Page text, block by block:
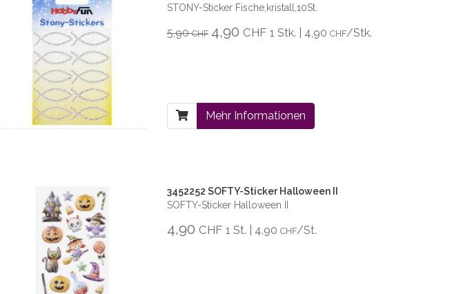
STONY-Sticker Fische,kristall,10St.
5,90CHF 4,90 CHF 1 Stk. | 4,90 CHF/Stk.
Mehr Informationen
3452252 SOFTY-Sticker Halloween II
SOFTY-Sticker Halloween II
4,90 CHF 1 St. | 4,90 CHF/St.